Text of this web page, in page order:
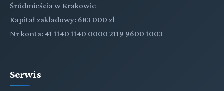
Śródmieścia w Krakowie
Kapitał zakładowy: 683 000 zł
Nr konta: 41 1140 1140 0000 2119 9600 1003
Serwis